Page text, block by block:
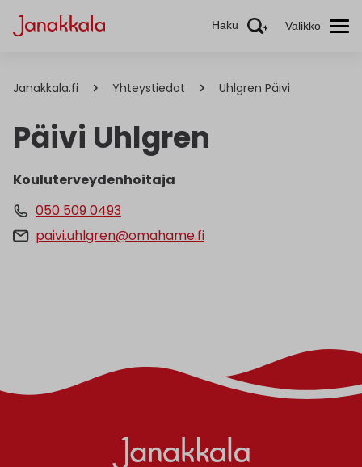
Haku Valikko
Janakkala.fi Yhteystiedot Uhlgren Päivi
Päivi Uhlgren
Kouluterveydenhoitaja
050 509 0493
paivi.uhlgren@omahame.fi